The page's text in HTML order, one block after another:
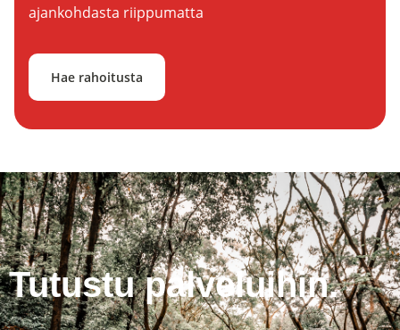
ajankohdasta riippumatta
Hae rahoitusta
Tutustu palveluihin.